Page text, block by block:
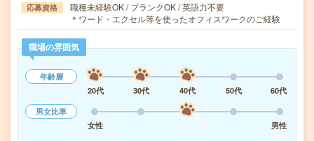
応募資格
職種未経験OK / ブランクOK / 英語力不要
＊ワード・エクセル等を使ったオフィスワークのご経験
職場の雰囲気
年齢層
20代
30代 40代 50代
60代
男女比率
女性
男性